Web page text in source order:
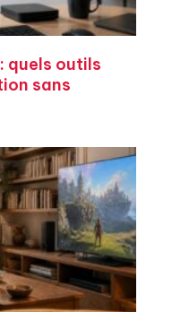
quels outils
sans